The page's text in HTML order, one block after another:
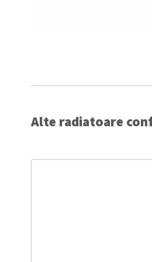
Alte radiatoare